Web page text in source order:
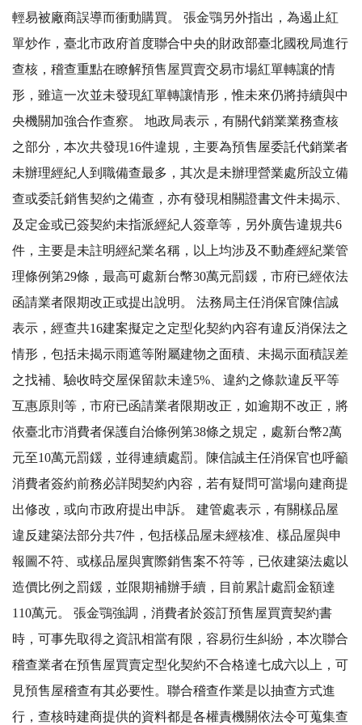
輕易被廠商誤導而衝動購買。 張金鶚另外指出，為遏止紅
單炒作，臺北市政府首度聯合中央的財政部臺北國稅局進行
查核，稽查重點在瞭解預售屋買賣交易市場紅單轉讓的情
形，雖這一次並未發現紅單轉讓情形，惟未來仍將持續與中
央機關加強合作查察。 地政局表示，有關代銷業業務查核
之部分，本次共發現16件違規，主要為預售屋委託代銷業者
未辦理經紀人到職備查最多，其次是未辦理營業處所設立備
查或委託銷售契約之備查，亦有發現相關證書文件未揭示、
及定金或已簽契約未指派經紀人簽章等，另外廣告違規共6
件，主要是未註明經紀業名稱，以上均涉及不動產經紀業管
理條例第29條，最高可處新台幣30萬元罰鍰，市府已經依法
函請業者限期改正或提出說明。 法務局主任消保官陳信誠
表示，經查共16建案擬定之定型化契約內容有違反消保法之
情形，包括未揭示雨遮等附屬建物之面積、未揭示面積誤差
之找補、驗收時交屋保留款未達5%、違約之條款違反平等
互惠原則等，市府已函請業者限期改正，如逾期不改正，將
依臺北市消費者保護自治條例第38條之規定，處新台幣2萬
元至10萬元罰鍰，並得連續處罰。陳信誠主任消保官也呼籲
消費者簽約前務必詳閱契約內容，若有疑問可當場向建商提
出修改，或向市政府提出申訴。 建管處表示，有關樣品屋
違反建築法部分共7件，包括樣品屋未經核准、樣品屋與申
報圖不符、或樣品屋與實際銷售案不符等，已依建築法處以
造價比例之罰鍰，並限期補辦手續，目前累計處罰金額達
110萬元。 張金鶚強調，消費者於簽訂預售屋買賣契約書
時，可事先取得之資訊相當有限，容易衍生糾紛，本次聯合
稽查業者在預售屋買賣定型化契約不合格達七成六以上，可
見預售屋稽查有其必要性。聯合稽查作業是以抽查方式進
行，查核時建商提供的資料都是各權責機關依法令可蒐集查